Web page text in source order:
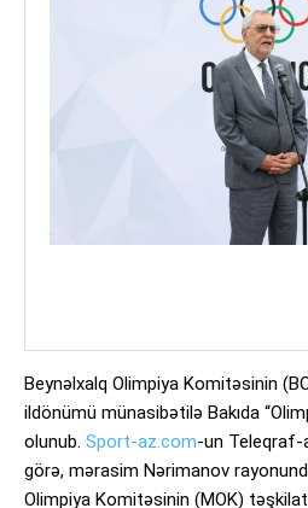
Beynəlxalq Olimpiya Komitəsinin
ildönümü münasibətilə Bakıda
olunub. Sport-az.com-un Teleqraf-
görə, mərasim Nərimanov
Olimpiya Komitəsinin (MOK)